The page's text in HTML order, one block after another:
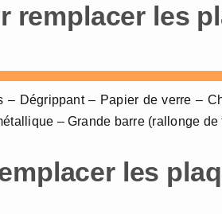
remplacer les
– Dégrippant – Papier de verre –
– Grande barre (rallonge de
les